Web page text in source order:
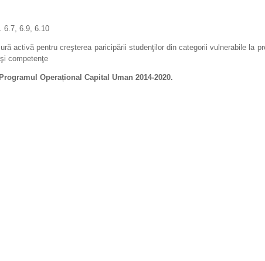
6.7, 6.9, 6.10
activă pentru creşterea paricipării studenţilor din categorii vulnerabile la
competenţe
Operațional Capital Uman 2014-2020.
CĂUȘ Vasile Aurel